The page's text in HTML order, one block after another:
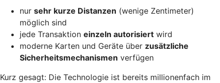
nur sehr kurze Distanzen (wenige Zentimeter)
möglich sind
jede Transaktion einzeln autorisiert wird
moderne Karten und Geräte über zusätzliche
Sicherheitsmechanismen verfügen
Kurz gesagt: Die Technologie ist bereits millionenfach im